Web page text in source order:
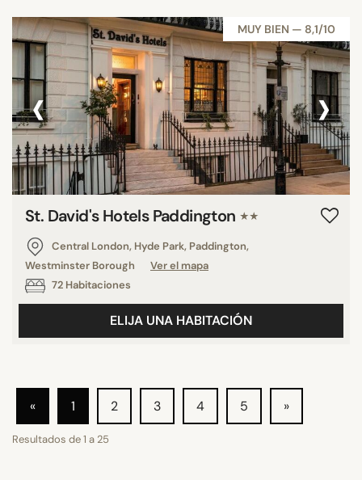
MUY BIEN — 8,1/10
‹ ›
St. David's Hotels Paddington ★★
Central London, Hyde Park, Paddington,
Westminster Borough
Ver el mapa
72 Habitaciones
ELIJA UNA HABITACIÓN
« 1 2 3 4 5 »
Resultados de1 a 25